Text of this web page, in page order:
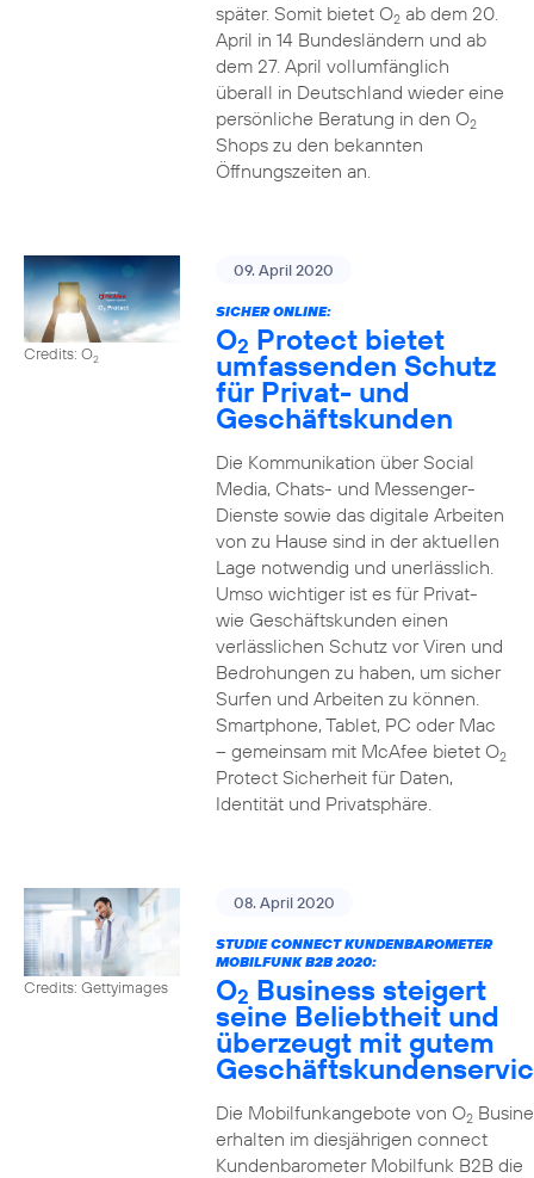
später. Somit bietet O2ab dem 20.
April in 14 Bundesländern und ab
dem 27. April vollumfänglich
überall in Deutschland wieder eine
persönliche Beratung in den O2
Shops zu den bekannten
Öffnungszeiten an.
Credits: O2
09. April 2020
SICHER ONLINE:
O2 Protect bietet
umfassenden Schutz
für Privat- und
Geschäftskunden
Die Kommunikation über Social
Media, Chats- und Messenger-
Dienste sowie das digitale Arbeiten
von zu Hause sind in der aktuellen
Lage notwendig und unerlässlich.
Umso wichtiger ist es für Privat-
wie Geschäftskunden einen
verlässlichen Schutz vor Viren und
Bedrohungen zu haben, um sicher
Surfen und Arbeiten zu können.
Smartphone, Tablet, PC oder Mac
– gemeinsam mit McAfee bietet O2
Protect Sicherheit für Daten,
Identität und Privatsphäre.
Credits: Gettyimages
08. April 2020
STUDIE CONNECT KUNDENBAROMETER
MOBILFUNK B2B 2020:
O2 Business steigert
seine Beliebtheit und
überzeugt mit gutem
Die Mobilfunkangebote von O2
erhalten im diesjährigen connect
Kundenbarometer Mobilfunk B2B die